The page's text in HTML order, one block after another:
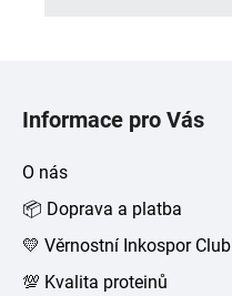
Informace pro Vás
O nás
📦 Doprava a platba
💛 Věrnostní Inkospor Club
💯 Kvalita proteinů